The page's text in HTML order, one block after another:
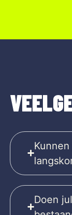
Doen